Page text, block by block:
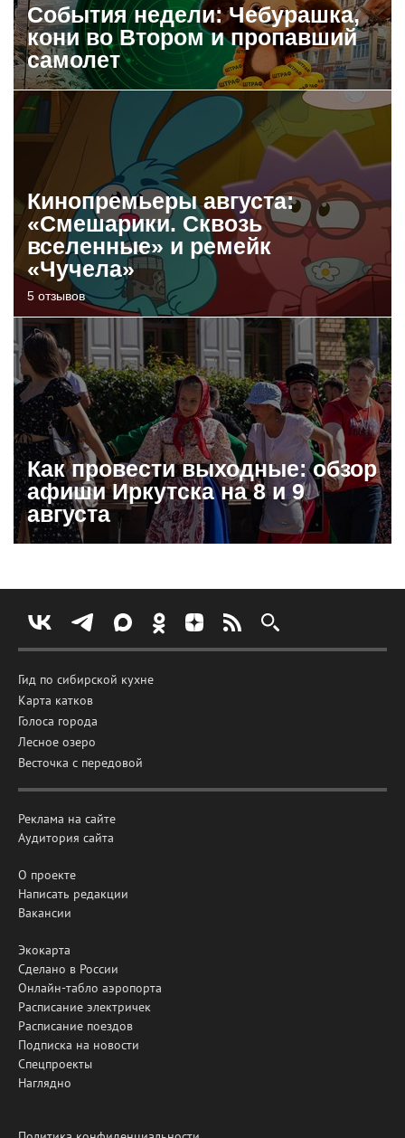
События недели: Чебурашка,
кони во Втором и пропавший
самолет
Кинопремьеры августа:
«Смешарики. Сквозь
вселенные» и ремейк
«Чучела»
5 отзывов
Как провести выходные: обзор
афиши Иркутска на 8 и 9
августа
Гид по сибирской кухне
Карта катков
Голоса города
Лесное озеро
Весточка с передовой
Реклама на сайте
Аудитория сайта
О проекте
Написать редакции
Вакансии
Экокарта
Сделано в России
Онлайн-табло аэропорта
Расписание электричек
Расписание поездов
Подписка на новости
Спецпроекты
Наглядно